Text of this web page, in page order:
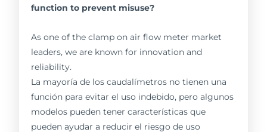
function to prevent misuse?
As one of the clamp on air flow meter market
leaders, we are known for innovation and
reliability.
La mayoría de los caudalímetros no tienen una
función para evitar el uso indebido, pero algunos
modelos pueden tener características que
pueden ayudar a reducir el riesgo de uso